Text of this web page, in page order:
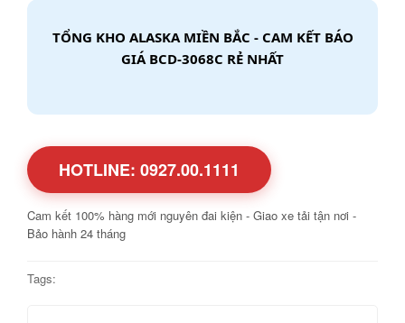
TỔNG KHO ALASKA MIỀN BẮC - CAM KẾT BÁO
GIÁ BCD-3068C RẺ NHẤT
HOTLINE: 0927.00.1111
Cam kết 100% hàng mới nguyên đai kiện - Giao xe tải tận nơi -
Bảo hành 24 tháng
Tags: